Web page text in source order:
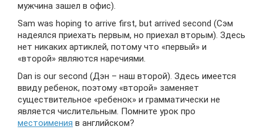
мужчина зашел в офис).
Sam was hoping to arrive first, but arrived second (Сэм
надеялся приехать первым, но приехал вторым). Здесь
нет никаких артиклей, потому что «первый» и
«второй» являются наречиями.
Dan is our second (Дэн – наш второй). Здесь имеется
ввиду ребенок, поэтому «второй» заменяет
существительное «ребенок» и грамматически не
является числительным. Помните урок про
местоимения в английском?